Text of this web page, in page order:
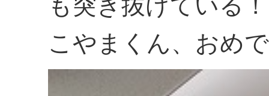
も突き抜けている！
こやまくん、おめ